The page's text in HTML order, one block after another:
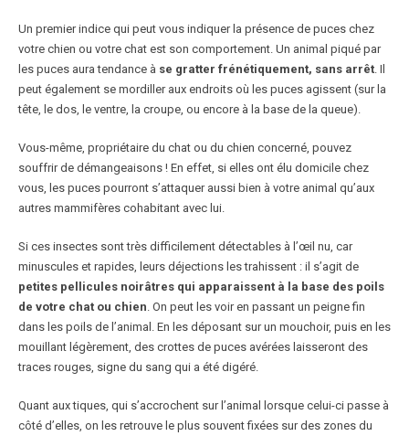
Un premier indice qui peut vous indiquer la présence de puces chez
votre chien ou votre chat est son comportement. Un animal piqué par
les puces aura tendance à se gratter frénétiquement, sans arrêt. Il
peut également se mordiller aux endroits où les puces agissent (sur la
tête, le dos, le ventre, la croupe, ou encore à la base de la queue).
Vous-même, propriétaire du chat ou du chien concerné, pouvez
souffrir de démangeaisons ! En effet, si elles ont élu domicile chez
vous, les puces pourront s’attaquer aussi bien à votre animal qu’aux
autres mammifères cohabitant avec lui.
Si ces insectes sont très difficilement détectables à l’œil nu, car
minuscules et rapides, leurs déjections les trahissent : il s’agit de
petites pellicules noirâtres qui apparaissent à la base des poils
de votre chat ou chien. On peut les voir en passant un peigne fin
dans les poils de l’animal. En les déposant sur un mouchoir, puis en les
mouillant légèrement, des crottes de puces avérées laisseront des
traces rouges, signe du sang qui a été digéré.
Quant aux tiques, qui s’accrochent sur l’animal lorsque celui-ci passe à
côté d’elles, on les retrouve le plus souvent fixées sur des zones du